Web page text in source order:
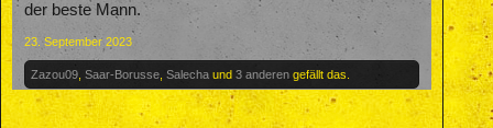
der beste Mann.
23. September 2023
Zazou09 Saar-Borusse Salecha und 3 anderen gefällt das.